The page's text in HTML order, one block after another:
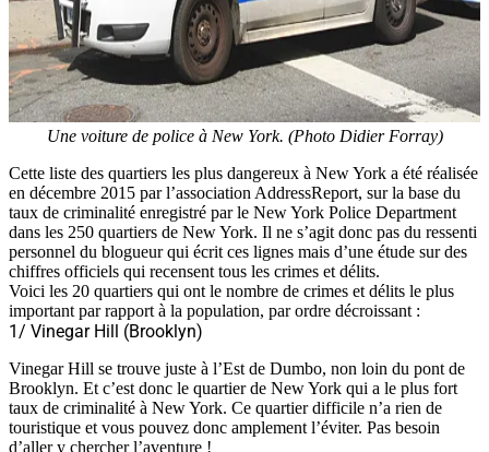
Une voiture de police à New York. (Photo Didier Forray)
Cette liste des quartiers les plus dangereux à New York a été réalisée
en décembre 2015 par l’association AddressReport, sur la base du
taux de criminalité enregistré par le New York Police Department
dans les 250 quartiers de New York. Il ne s’agit donc pas du ressenti
personnel du blogueur qui écrit ces lignes mais d’une étude sur des
chiffres officiels qui recensent tous les crimes et délits.
Voici les 20 quartiers qui ont le nombre de crimes et délits le plus
important par rapport à la population, par ordre décroissant :
1/ Vinegar Hill (Brooklyn)
Vinegar Hill se trouve juste à l’Est de Dumbo, non loin du pont de
Brooklyn. Et c’est donc le quartier de New York qui a le plus fort
taux de criminalité à New York. Ce quartier difficile n’a rien de
touristique et vous pouvez donc amplement l’éviter. Pas besoin
d’aller y chercher l’aventure !